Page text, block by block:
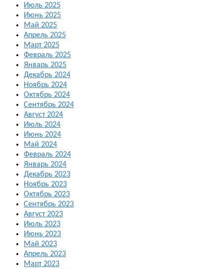
Июль 2025
Июнь 2025
Май 2025
Апрель 2025
Март 2025
Февраль 2025
Январь 2025
Декабрь 2024
Ноябрь 2024
Октябрь 2024
Сентябрь 2024
Август 2024
Июль 2024
Июнь 2024
Май 2024
Февраль 2024
Январь 2024
Декабрь 2023
Ноябрь 2023
Октябрь 2023
Сентябрь 2023
Август 2023
Июль 2023
Июнь 2023
Май 2023
Апрель 2023
Март 2023